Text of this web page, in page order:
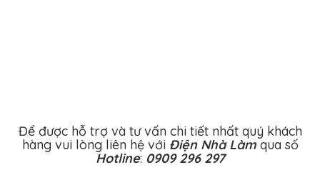
Để được hỗ trợ và tư vấn chi tiết nhất quý khách
hàng vui lòng liên hệ với Điện Nhà Làmqua số
Hotline: 0909 296 297